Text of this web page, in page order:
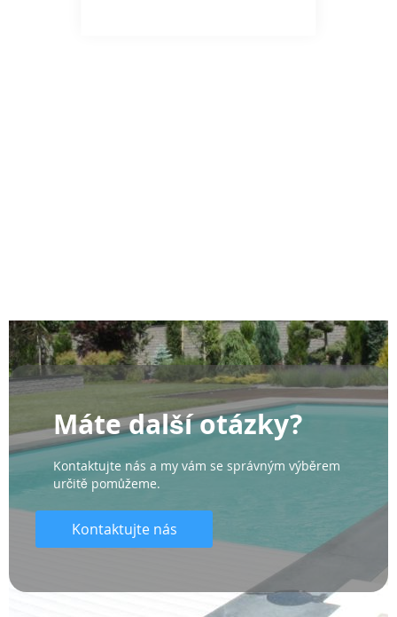
Máte další otázky?
Kontaktujte nás a my vám se správným výběrem
určitě pomůžeme.
Kontaktujte nás